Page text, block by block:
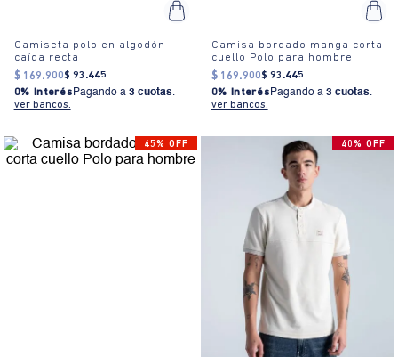
Camiseta polo en algodón
caída recta
$ 169.900$ 93 .445
0% InterésPagando a 3 cuotas.
ver bancos.
Camisa bordado manga corta
cuello Polo para hombre
$ 169.900$ 93 .445
0% InterésPagando a 3 cuotas.
ver bancos.
45% OFF 40% OFF